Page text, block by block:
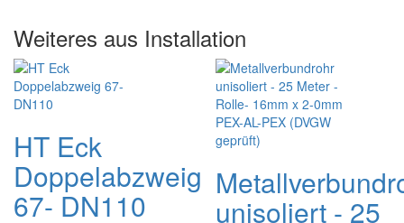
Weiteres aus Installation
HT Eck
Doppelabzweig
67- DN110 unisoliert - 25